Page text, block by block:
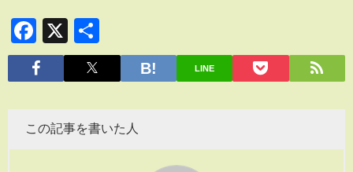
Facebook
X
有
LINE
この記事を書いた人